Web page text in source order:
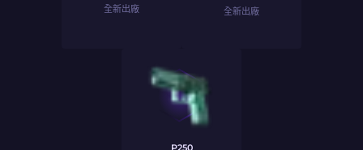
全新出廠 全新出廠
P250